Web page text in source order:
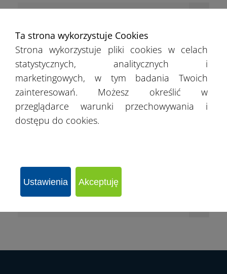
Podlaskie ›
Pomorskie
Śląskie
Świętokrzyskie
Warmińsko-mazurskie
Zachodniopomorskie
Ta strona wykorzystuje Cookies
Strona wykorzystuje pliki cookies w celach
statystycznych, analitycznych i
marketingowych, w tym badania Twoich
zainteresowań. Możesz określić w
przeglądarce warunki przechowywania i
dostępu do cookies.
Ustawienia Akceptuję